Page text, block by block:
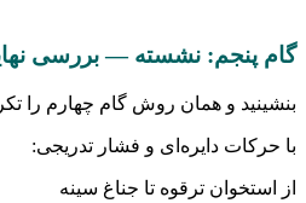
نشسته — بررسی نهایی
و همان روش گام چهارم را تکرار کنید.
دایره‌ای و فشار تدریجی:
ترقوه تا جناغ سینه